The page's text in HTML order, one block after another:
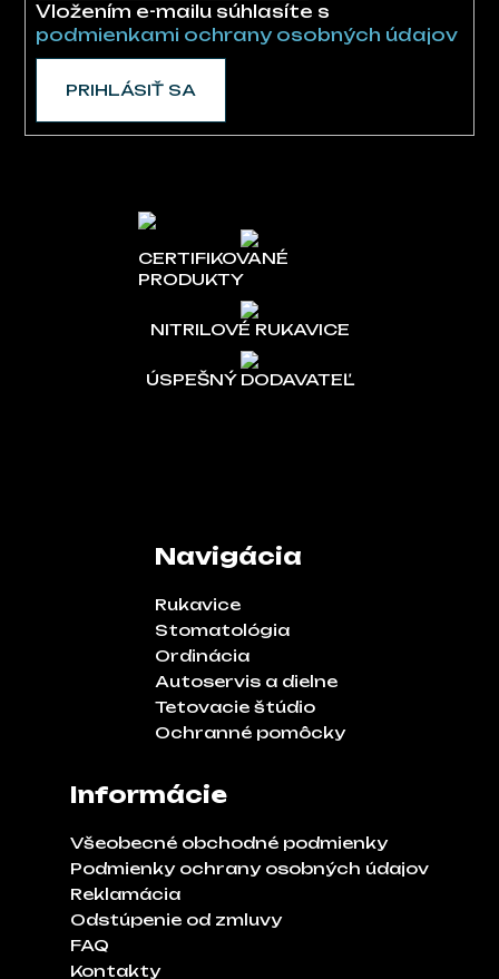
Vložením e-mailu súhlasíte s
podmienkami ochrany osobných údajov
PRIHLÁSIŤ SA
CERTIFIKOVANÉ
PRODUKTY
NITRILOVÉ RUKAVICE
ÚSPEŠNÝ DODAVATEĽ
Navigácia
Rukavice
Stomatológia
Ordinácia
Autoservis a dielne
Tetovacie štúdio
Ochranné pomôcky
Informácie
Všeobecné obchodné podmienky
Podmienky ochrany osobných údajov
Reklamácia
Odstúpenie od zmluvy
FAQ
Kontakty